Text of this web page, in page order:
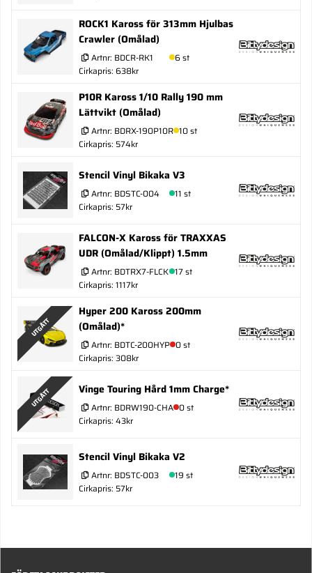
ROCK1 Kaross för 313mm Hjulbas
Crawler (Omålad)
Artnr: BDCR-RK1
6 st
Cirkapris: 638kr
P10R Kaross 1/10 Rally 190 mm
Lättvikt (Omålad)
Artnr: BDRX-190P10R 10 st
Cirkapris: 574kr
Stencil Vinyl Bikaka V3
Artnr: BDSTC-004
11 st
Cirkapris: 57kr
FALCON-X Kaross för TRAXXAS
UDR (Omålad/Klippt) 1.5mm
Artnr: BDTRX7-FLCK 17 st
Cirkapris: 1117kr
UTGÅTT
Hyper 200 Kaross 200mm
(Omålad)*
Artnr: BDTC-200HYP 0 st
Cirkapris: 308kr
UTGÅTT Vinge Touring Hård 1mm Charge*
Artnr: BDRW190-CHA 0 st
Cirkapris: 43kr
Stencil Vinyl Bikaka V2
Artnr: BDSTC-003
19 st
Cirkapris: 57kr